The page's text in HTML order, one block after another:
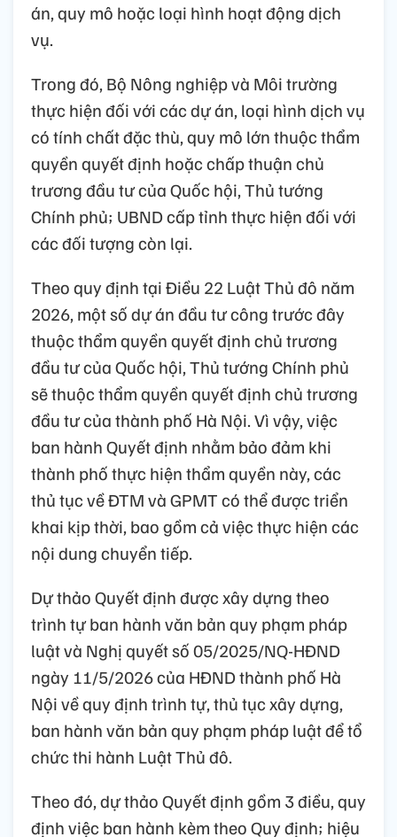
án, quy mô hoặc loại hình hoạt động dịch
vụ.
Trong đó, Bộ Nông nghiệp và Môi trường
thực hiện đối với các dự án, loại hình dịch vụ
có tính chất đặc thù, quy mô lớn thuộc thẩm
quyền quyết định hoặc chấp thuận chủ
trương đầu tư của Quốc hội, Thủ tướng
Chính phủ; UBND cấp tỉnh thực hiện đối với
các đối tượng còn lại.
Theo quy định tại Điều 22 Luật Thủ đô năm
2026, một số dự án đầu tư công trước đây
thuộc thẩm quyền quyết định chủ trương
đầu tư của Quốc hội, Thủ tướng Chính phủ
sẽ thuộc thẩm quyền quyết định chủ trương
đầu tư của thành phố Hà Nội. Vì vậy, việc
ban hành Quyết định nhằm bảo đảm khi
thành phố thực hiện thẩm quyền này, các
thủ tục về ĐTM và GPMT có thể được triển
khai kịp thời, bao gồm cả việc thực hiện các
nội dung chuyển tiếp.
Dự thảo Quyết định được xây dựng theo
trình tự ban hành văn bản quy phạm pháp
luật và Nghị quyết số 05/2025/NQ-HĐND
ngày 11/5/2026 của HĐND thành phố Hà
Nội về quy định trình tự, thủ tục xây dựng,
ban hành văn bản quy phạm pháp luật để tổ
chức thi hành Luật Thủ đô.
Theo đó, dự thảo Quyết định gồm 3 điều, quy
định việc ban hành kèm theo Quy định; hiệu